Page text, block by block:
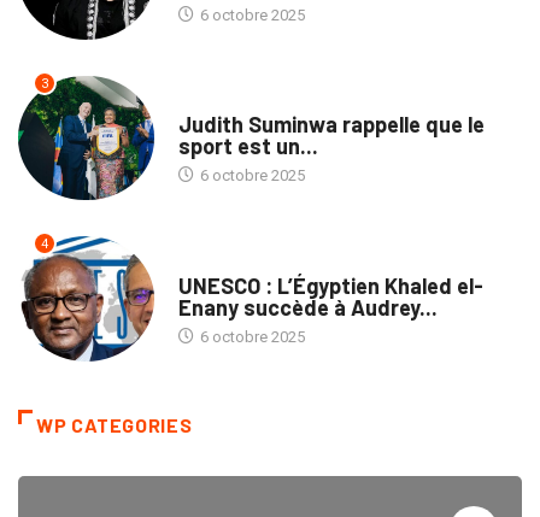
6 octobre 2025
3
Judith Suminwa rappelle que le
sport est un...
6 octobre 2025
4
UNESCO : L’Égyptien Khaled el-
Enany succède à Audrey...
6 octobre 2025
WP CATEGORIES